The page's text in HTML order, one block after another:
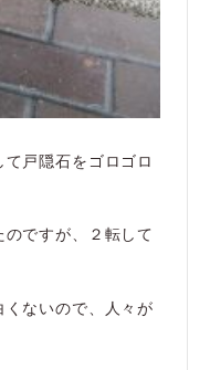
戸隠石をゴロゴロ
ですが、２転して
ないので、人々が